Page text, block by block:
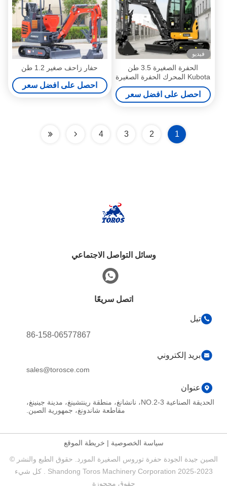
فيديو
الحفرة الصغيرة 3.5 طن
Kubota المحرك الحفرة الصغيرة
CE EPA EURO5 الحفرة
الصغيرة
احصل على افضل سعر
حفار زاحف صغير 1.2 طن
احصل على افضل سعر
1
2
3
4
وسائل التواصل الاجتماعي
اتصل سريعًا
تيل
86-158-06577867
بريد إلكتروني
sales@torosce.com
عنوان
الحديقة الصناعية NO.2-3، نانشانغ، منطقة رينتشينغ، مدينة جينينغ،
مقاطعة شاندونغ، جمهورية الصين.
سياسة الخصوصية | خريطة الموقع
الصين جيدة الجودة حفرة توروس الصغيرة المورد. حقوق الطبع والنشر ©
2023-2025 Shandong Toros Machinery Corporation . كل شيء
حقوق محجوزة